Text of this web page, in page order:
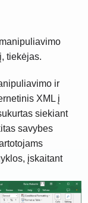
tiekėjas.
ir
XML į
siekiant
savybes
įskaitant